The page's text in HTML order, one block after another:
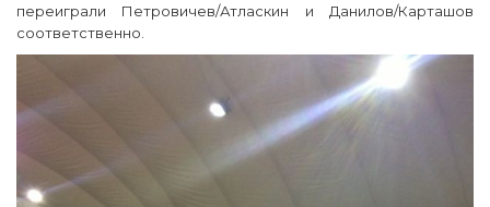
переиграли Петровичев/Атласкин и Данилов/Карташов
соответственно.